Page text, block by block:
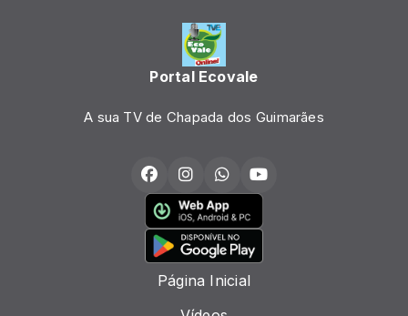
Portal Ecovale
A sua TV de Chapada dos Guimarães
Página Inicial